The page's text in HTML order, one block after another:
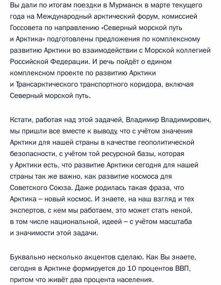
Вы дали по итогам поездки в Мурманск в марте текущего
года на Международный арктический форум, комиссией
Госсовета по направлению «Северный морской путь
и Арктика» подготовлены предложения по комплексному
развитию Арктики во взаимодействии с Морской коллегией
Российской Федерации. И речь пойдёт о едином
комплексном проекте по развитию Арктики
и Трансарктического транспортного коридора, включая
Северный морской путь.
Кстати, работая над этой задачей, Владимир Владимирович,
мы пришли все вместе к выводу, что с учётом значения
Арктики для нашей страны в качестве геополитической
безопасности, с учётом той ресурсной базы, которая
у Арктики есть, что развитие Арктики сегодня для нашей
страны так же важно, как развитие космоса для
Советского Союза. Даже родилась такая фраза, что
Арктика ‒ новый космос. И знаете, на наш взгляд и тех
экспертов, с кем мы работаем, это может стать некой,
в том числе национальной, идеей ‒ с учётом масштаба
и значимости этой задачи.
Буквально несколько акцентов сделаю. Как Вы знаете,
сегодня в Арктике формируется до 10 процентов ВВП,
притом что живёт два процента населения.